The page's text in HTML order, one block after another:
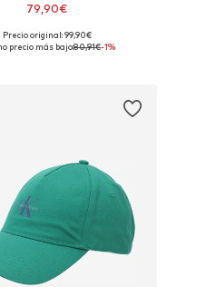
79,90€
disponibles: One Size
Precio original: 99,90€
precio más bajo:80,91€-1%